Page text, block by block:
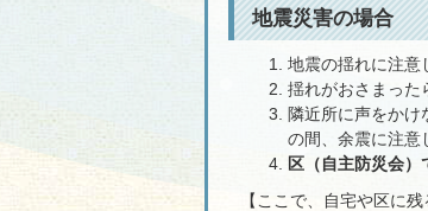
地震災害の場合
地震の揺れに注意
揺れがおさまった
隣近所に声をかけ
の間、余震に注意
区（自主防災会）
【ここで、自宅や区に